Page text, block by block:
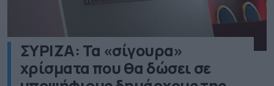
ΣΥΡΙΖΑ: Τα «σίγουρα»
χρίσματα που θα δώσει σε